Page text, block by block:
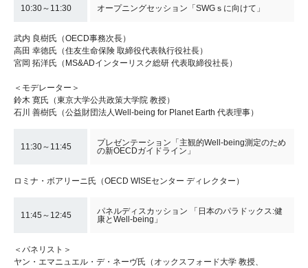
10:30～11:30 オープニングセッション「SWGｓに向けて」
武内 良樹氏（OECD事務次長）
高田 幸徳氏（住友生命保険 取締役代表執行役社長）
宮岡 拓洋氏（MS&ADインターリスク総研 代表取締役社長）
＜モデレーター＞
鈴木 寛氏（東京大学公共政策大学院 教授）
石川 善樹氏（公益財団法人Well-being for Planet Earth 代表理事）
11:30～11:45
プレゼンテーション「主観的Well-being測定のため
の新OECDガイドライン」
ロミナ・ボアリーニ氏（OECD WISEセンター ディレクター）
11:45～12:45
パネルディスカッション 「日本のパラドックス:健
康とWell-being」
＜パネリスト＞
ヤン・エマニュエル・デ・ネーヴ氏（オックスフォード大学 教授、